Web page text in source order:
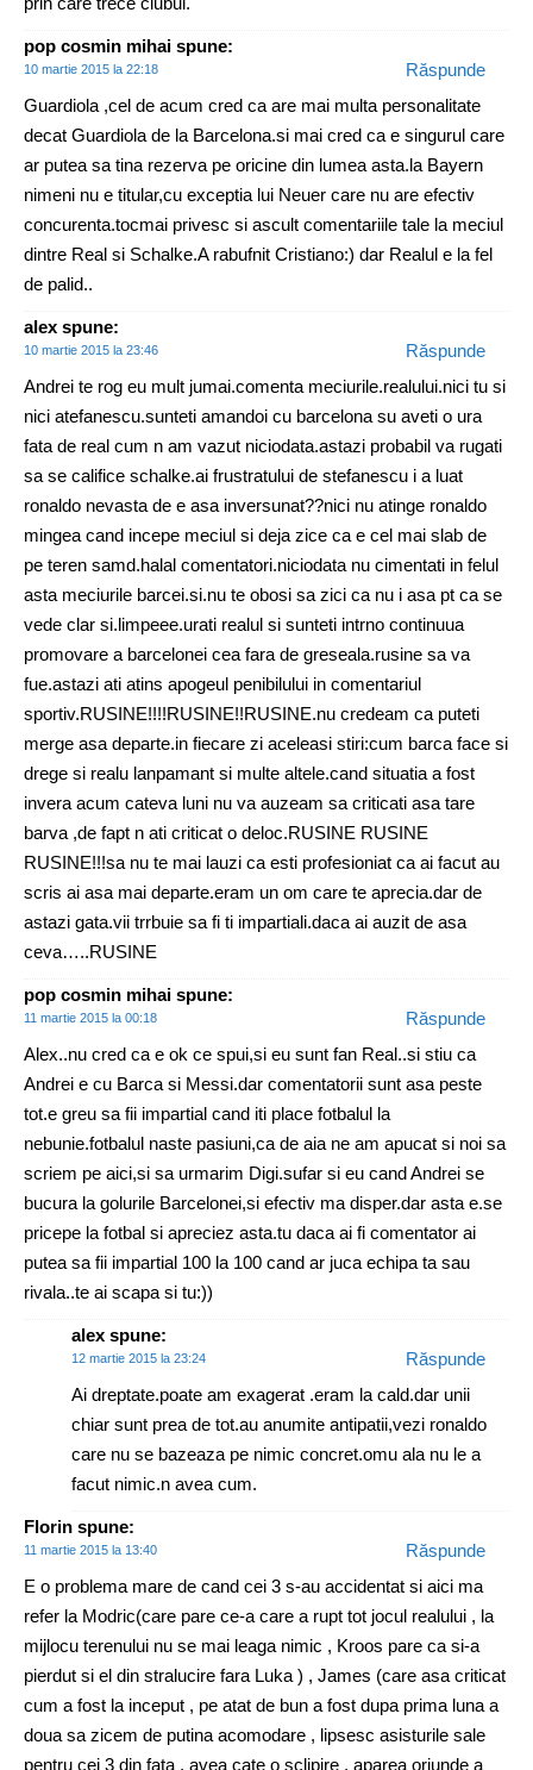
pop cosmin mihai spune:
10 martie 2015 la 22:18
Guardiola ,cel de acum cred ca are mai multa personalitate
decat Guardiola de la Barcelona.si mai cred ca e singurul care
ar putea sa tina rezerva pe oricine din lumea asta.la Bayern
nimeni nu e titular,cu exceptia lui Neuer care nu are efectiv
concurenta.tocmai privesc si ascult comentariile tale la meciul
dintre Real si Schalke.A rabufnit Cristiano:) dar Realul e la fel
de palid..
Răspunde
alex spune:
10 martie 2015 la 23:46
Andrei te rog eu mult jumai.comenta meciurile.realului.nici tu si
nici atefanescu.sunteti amandoi cu barcelona su aveti o ura
fata de real cum n am vazut niciodata.astazi probabil va rugati
sa se califice schalke.ai frustratului de stefanescu i a luat
ronaldo nevasta de e asa inversunat??nici nu atinge ronaldo
mingea cand incepe meciul si deja zice ca e cel mai slab de
pe teren samd.halal comentatori.niciodata nu cimentati in felul
asta meciurile barcei.si.nu te obosi sa zici ca nu i asa pt ca se
vede clar si.limpeee.urati realul si sunteti intrno continuua
promovare a barcelonei cea fara de greseala.rusine sa va
fue.astazi ati atins apogeul penibilului in comentariul
sportiv.RUSINE!!!!RUSINE!!RUSINE.nu credeam ca puteti
merge asa departe.in fiecare zi aceleasi stiri:cum barca face si
drege si realu lanpamant si multe altele.cand situatia a fost
invera acum cateva luni nu va auzeam sa criticati asa tare
barva ,de fapt n ati criticat o deloc.RUSINE RUSINE
RUSINE!!!sa nu te mai lauzi ca esti profesioniat ca ai facut au
scris ai asa mai departe.eram un om care te aprecia.dar de
astazi gata.vii trrbuie sa fi ti impartiali.daca ai auzit de asa
ceva…..RUSINE
Răspunde
pop cosmin mihai spune:
11 martie 2015 la 00:18
Alex..nu cred ca e ok ce spui,si eu sunt fan Real..si stiu ca
Andrei e cu Barca si Messi.dar comentatorii sunt asa peste
tot.e greu sa fii impartial cand iti place fotbalul la
nebunie.fotbalul naste pasiuni,ca de aia ne am apucat si noi sa
scriem pe aici,si sa urmarim Digi.sufar si eu cand Andrei se
bucura la golurile Barcelonei,si efectiv ma disper.dar asta e.se
pricepe la fotbal si apreciez asta.tu daca ai fi comentator ai
putea sa fii impartial 100 la 100 cand ar juca echipa ta sau
rivala..te ai scapa si tu:))
Răspunde
alex spune:
12 martie 2015 la 23:24
Ai dreptate.poate am exagerat .eram la cald.dar unii
chiar sunt prea de tot.au anumite antipatii,vezi ronaldo
care nu se bazeaza pe nimic concret.omu ala nu le a
facut nimic.n avea cum.
Răspunde
Florin spune:
11 martie 2015 la 13:40
E o problema mare de cand cei 3 s-au accidentat si aici ma
refer la Modric(care pare ce-a care a rupt tot jocul realului , la
mijlocu terenului nu se mai leaga nimic , Kroos pare ca si-a
pierdut si el din stralucire fara Luka ) , James (care asa criticat
cum a fost la inceput , pe atat de bun a fost dupa prima luna a
doua sa zicem de putina acomodare , lipsesc asisturile sale
pentru cei 3 din fata , avea cate o sclipire , aparea oriunde a
Răspunde